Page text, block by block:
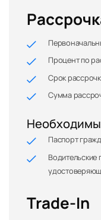
Процент по
Срок
Сумма
Паспорт
Водительские
Trade-In